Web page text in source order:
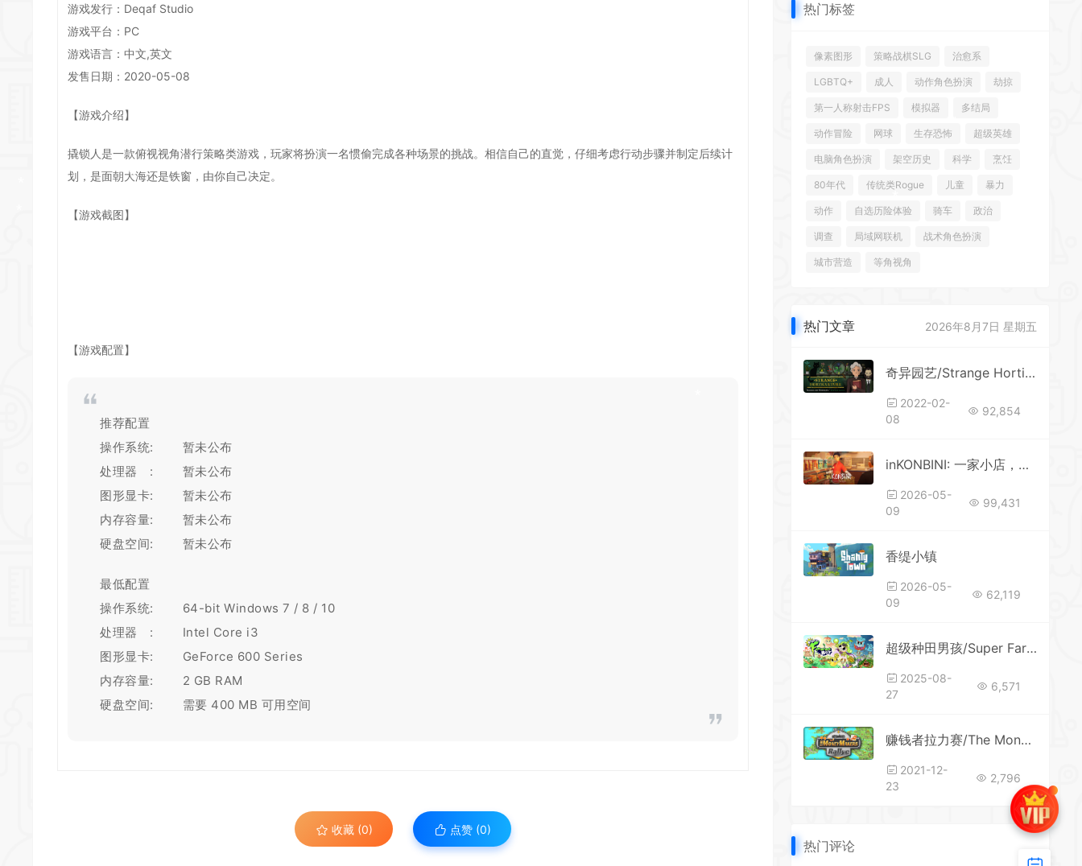
游戏发行：Deqaf Studio
游戏平台：PC
游戏语言：中文,英文
发售日期：2020-05-08
【游戏介绍】
撬锁人是一款俯视视角潜行策略类游戏，玩家将扮演一名惯偷完成各种场景的挑战。相信自己的直觉，仔细考虑行动步骤并制定后续计
划，是面朝大海还是铁窗，由你自己决定。
【游戏截图】
【游戏配置】
推荐配置
操作系统: 暂未公布
处理器 : 暂未公布
图形显卡: 暂未公布
内存容量: 暂未公布
硬盘空间: 暂未公布
最低配置
操作系统: 64-bit Windows 7 / 8 / 10
处理器 : Intel Core i3
图形显卡: GeForce 600 Series
内存容量: 2 GB RAM
硬盘空间: 需要 400 MB 可用空间
收藏 (0) 点赞 (0)
热门标签
像素图形 策略战棋SLG 治愈系
LGBTQ+ 成人 动作角色扮演 劫掠
第一人称射击FPS 模拟器 多结局
动作冒险 网球 生存恐怖 超级英雄
电脑角色扮演 架空历史 科学 烹饪
80年代 传统类Rogue 儿童 暴力
动作 自选历险体验 骑车 政治
调查 局域网联机 战术角色扮演
城市营造 等角视角
热门文章 2026年8月7日 星期五
奇异园艺/Strange Horticulture
2022-02-
08
92,854
inKONBINI: 一家小店，故事多多
2026-05-
09
99,431
香缇小镇
2026-05-
09
62,119
超级种田男孩/Super Farming Boy
2025-08-
27
6,571
赚钱者拉力赛/The MoneyMakers Rallye
2021-12-
23
2,796
热门评论
*
*
*
*
*
*
*
*
*
*